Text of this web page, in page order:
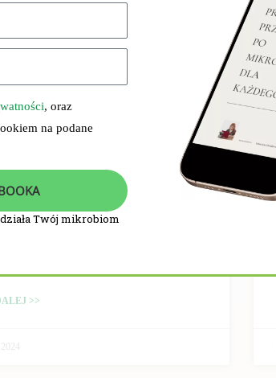
I WYNIKI
>>
, oraz
na podane
Twój mikrobiom